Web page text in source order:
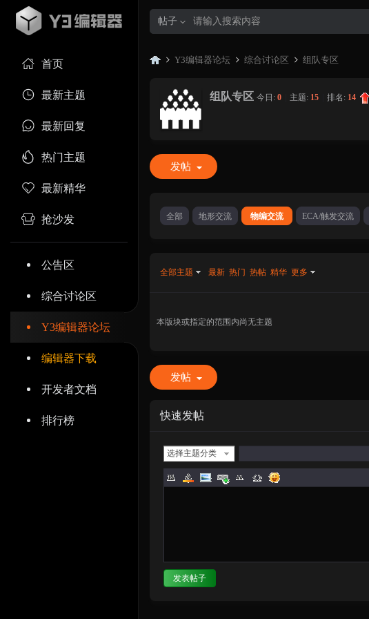
首页
最新主题
最新回复
热门主题
最新精华
抢沙发
公告区
综合讨论区
Y3编辑器论坛
编辑器下载
开发者文档
排行榜
帖子
Y3»
Y3编辑器论坛 综合讨论区 组队专区
组队专区 今日:0 主题: 15 排名: 14
发帖
全部 地形交流 物编交流 ECA/触发交流
全部主题 最新 热门 热帖 精华 更多
本版块或指定的范围内尚无主题
发帖
快速发帖
选择主题分类
发表帖子